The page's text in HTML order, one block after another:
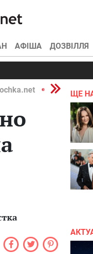
АФІША ДОЗВІЛЛЯ
Війна вЩЕ